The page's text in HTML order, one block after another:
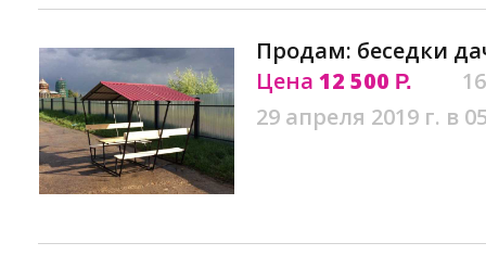
Продам: беседки
Цена 12 500 Р.
29 апреля 2019 г. в